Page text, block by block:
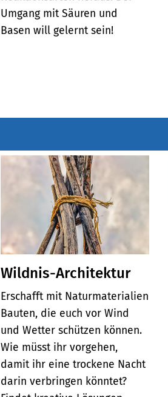
Umgang mit Säuren und
Basen will gelernt sein!
Wildnis-Architektur
Erschafft mit Naturmaterialien
Bauten, die euch vor Wind
und Wetter schützen können.
Wie müsst ihr vorgehen,
damit ihr eine trockene Nacht
darin verbringen könntet?